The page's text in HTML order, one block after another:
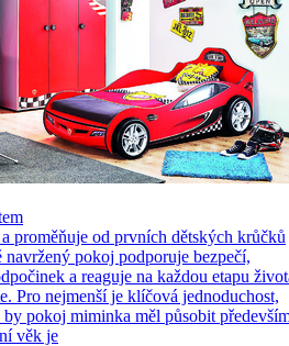
proměňuje od prvních dětských krůčků
navržený pokoj podporuje bezpečí,
a reaguje na každou etapu
Pro nejmenší je klíčová jednoduchost,
by pokoj miminka měl působit
věk je